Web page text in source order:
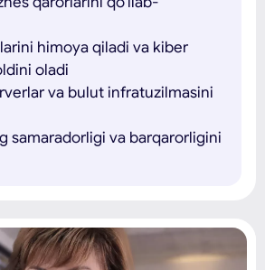
himoya qiladi va kiber
oladi
va bulut infratuzilmasini
samaradorligi va barqarorligini